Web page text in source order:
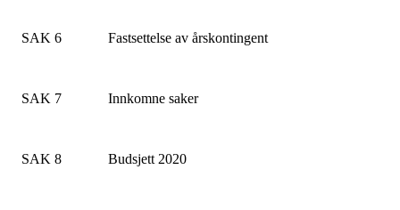
SAK 6 Fastsettelse av årskontingent
SAK 7 Innkomne saker
SAK 8 Budsjett 2020